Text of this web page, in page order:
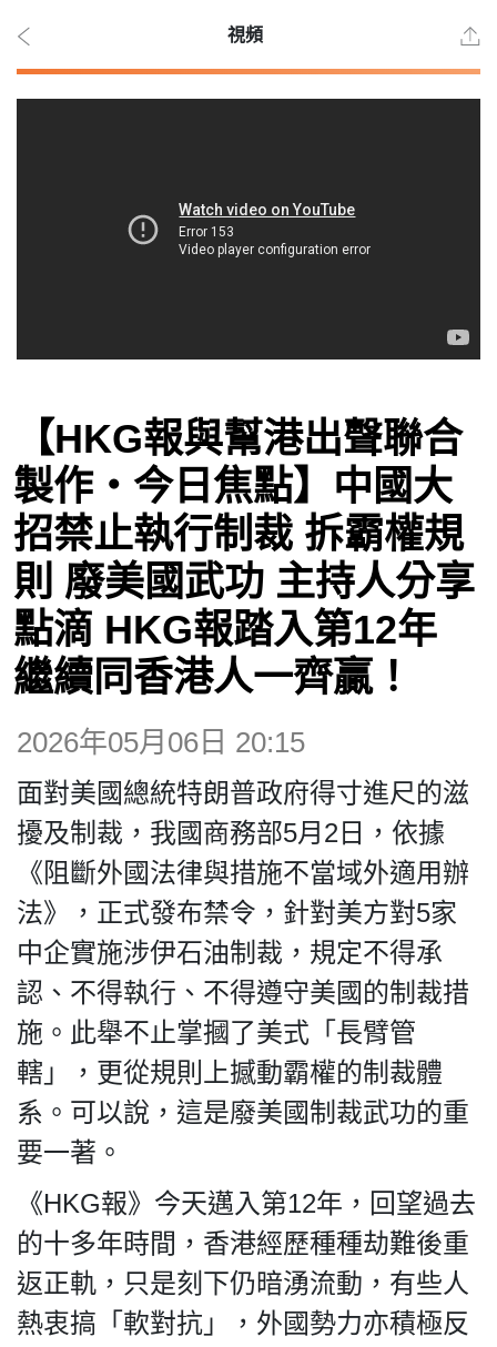
時事
觀點
博客
投票
視頻
昔日
系列
活動
關於我們
我們的立場
登記支持
視頻
【HKG報與幫港出聲聯合
製作‧今日焦點】中國大
招禁止執行制裁 拆霸權規
則 廢美國武功 主持人分享
點滴 HKG報踏入第12年
繼續同香港人一齊贏！
2026年05月06日 20:15
面對美國總統特朗普政府得寸進尺的滋
擾及制裁，我國商務部5月2日，依據
《阻斷外國法律與措施不當域外適用辦
法》，正式發布禁令，針對美方對5家
中企實施涉伊石油制裁，規定不得承
認、不得執行、不得遵守美國的制裁措
施。此舉不止掌摑了美式「長臂管
轄」，更從規則上撼動霸權的制裁體
系。可以說，這是廢美國制裁武功的重
要一著。
《HKG報》今天邁入第12年，回望過去
的十多年時間，香港經歷種種劫難後重
返正軌，只是刻下仍暗湧流動，有些人
熱衷搞「軟對抗」，外國勢力亦積極反